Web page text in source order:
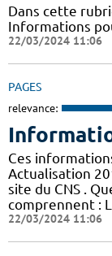
Dans cette
Informations
22/03/2024 11:06
PAGES
relevance:
Ces
Actualisation
site du CNS .
comprennent :
22/03/2024 11:06